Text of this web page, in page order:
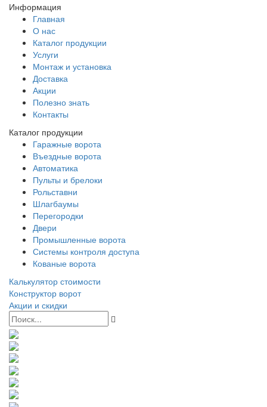
Информация
Главная
О нас
Каталог продукции
Услуги
Монтаж и установка
Доставка
Акции
Полезно знать
Контакты
Каталог продукции
Гаражные ворота
Въездные ворота
Автоматика
Пульты и брелоки
Рольставни
Шлагбаумы
Перегородки
Двери
Промышленные ворота
Системы контроля доступа
Кованые ворота
Калькулятор стоимости
Конструктор ворот
Акции и скидки